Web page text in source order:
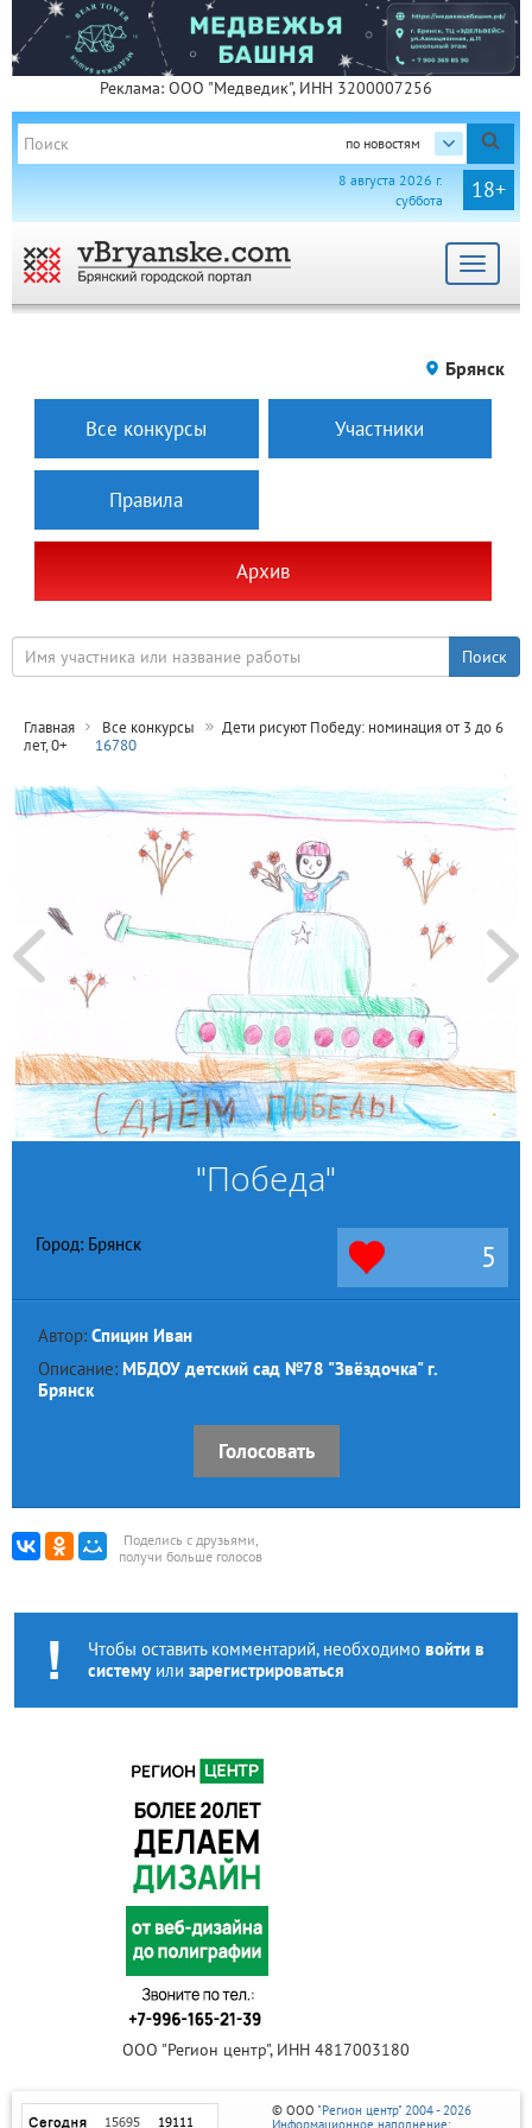
Реклама: ООО "Медведик", ИНН 3200007256
по новостям
18+
8 августа 2026 г.
суббота
Toggle
Брянск
Все конкурсы Участники
Правила
Архив
Главная Все конкурсы
Дети рисуют Победу: номинация от 3 до 6
лет, 0+
16780
"Победа"
Город: Брянск 5
Автор: Спицин Иван
Описание: МБДОУ детский сад №78 "Звёздочка" г.
Брянск
Голосовать
Поделись с друзьями,
получи больше голосов
Чтобы оставить комментарий, необходимо войти в
системуили зарегистрироваться
ООО "Регион центр", ИНН 4817003180
© ООО "Регион центр" 2004 - 2026
Информационное наполнение: